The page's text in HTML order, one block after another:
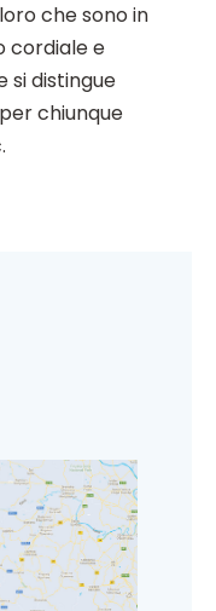
che sono in
cordiale e
si distingue
chiunque